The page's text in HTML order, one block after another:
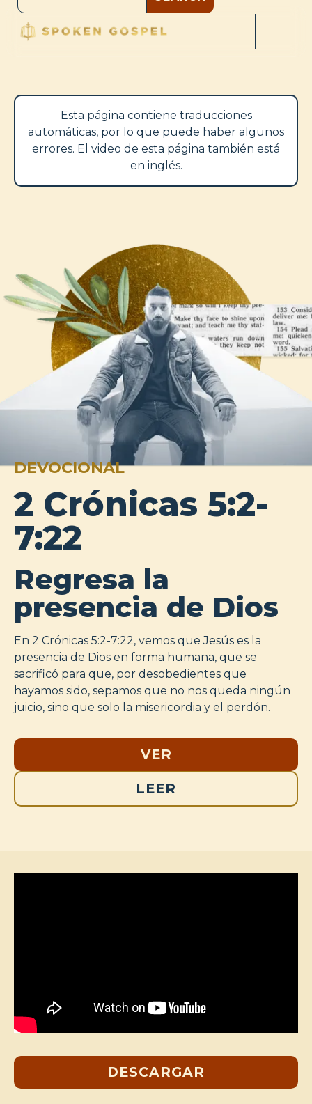
Esta página contiene traducciones
automáticas, por lo que puede haber algunos
errores. El video de esta página también está
en inglés.
DEVOCIONAL
2 Crónicas 5:2-
7:22
Regresa la
presencia de Dios
En 2 Crónicas 5:2-7:22, vemos que Jesús es la
presencia de Dios en forma humana, que se
sacrificó para que, por desobedientes que
hayamos sido, sepamos que no nos queda ningún
juicio, sino que solo la misericordia y el perdón.
VER
LEER
DESCARGAR